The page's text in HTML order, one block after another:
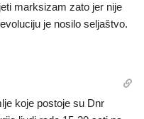
marksizam zato jer nije
je nosilo seljaštvo.
koje postoje su Dnr